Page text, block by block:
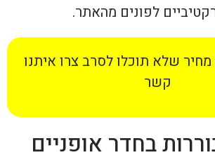
לפונים מהאתר.
שלא תוכלו לסרב צרו איתנו
קשר
בחדר אופניים